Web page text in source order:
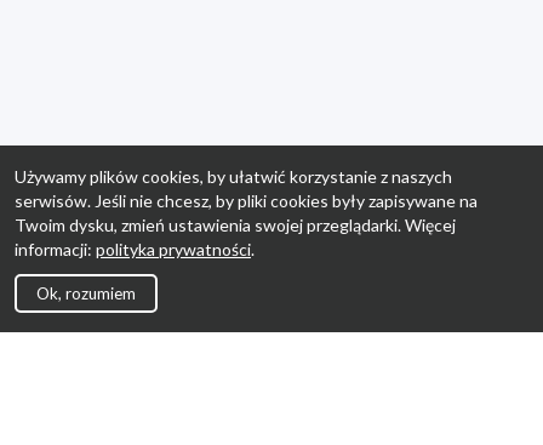
Używamy plików cookies, by ułatwić korzystanie z naszych
serwisów. Jeśli nie chcesz, by pliki cookies były zapisywane na
Twoim dysku, zmień ustawienia swojej przeglądarki. Więcej
informacji: polityka prywatności.
Ok, rozumiem